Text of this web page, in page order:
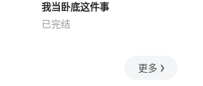
我当卧底这件事
已完结
更多